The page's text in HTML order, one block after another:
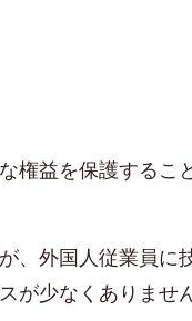
権益を保護するこ
、 外国人従業員に
が少なくありません